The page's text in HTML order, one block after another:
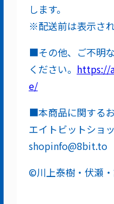
します。
※配送前は表示さ
■その他、ご不明
ください。 https://
e/
■本商品に関する
エイトビットショ
shopinfo@8bit.to
©川上泰樹・伏瀬